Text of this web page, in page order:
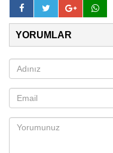
YORUMLAR